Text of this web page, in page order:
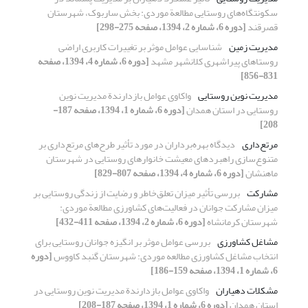
سکونتگاه‌های روستایی مطالعة موردی: بخش ساربوک، شهرستان
قصرقند[دوره 6، شماره 2، 1394، صفحه 275-298]
مدیریت زمین شناسایی عوامل موثر بر تغییرات کاربری اراضی
روستاهای پیراشهری کلانشهر مشهد [دوره 6، شماره 4، 1394، صفحه
831-856]
مدیریت نوین روستایی واکاوی عوامل بازدارندة مدیریت نوین
روستایی در استان همدان [دوره 6، شماره 1، 1394، صفحه 187-
208]
مرتع‌داری دیدگاه بهره‌برداران در مورد تأثیر طرح‌های مرتع‌داری بر
متنوع‌‌‌‌‌‌سازی راهبردهای معیشت خانوارهای روستایی در شهرستان
ماهنشان[دوره 6، شماره 4، 1394، صفحه 807-829]
مشارکت بررسی تأثیر میزان تعلق‌خاطر و رضایت از زندگی روستایی بر
میزان مشارکت جوانان در فعالیت‌های کشاورزی مطالعة موردی:
شهرستان کرمانشاه[دوره 6، شماره 2، 1394، صفحه 411-432]
مشاغل کشاورزی بررسی عوامل موثر بر انگیزه جوانان روستایی برای
انتخاب مشاغل کشاورزی مطالعه موردی: شهرستان گنبد کاووس[دوره
6، شماره 1، 1394، صفحه 159-186]
مشکلات دهیاران واکاوی عوامل بازدارندة مدیریت نوین روستایی در